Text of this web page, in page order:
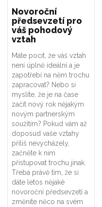
Novoroční
předsevzetí pro
váš pohodový
vztah
Máte pocit, že váš vztah
není úplně ideální a je
zapotřebí na něm trochu
zapracovat? Nebo si
myslíte, že je na čase
začít nový rok nějakým
novým partnerským
soužitím? Pokud vám až
doposud vaše vztahy
příliš nevycházely,
začněte k nim
přistupovat trochu jinak.
Třeba právě tím, že si
dáte letos nějaké
novoroční předsevzetí a
změníte něco na svém